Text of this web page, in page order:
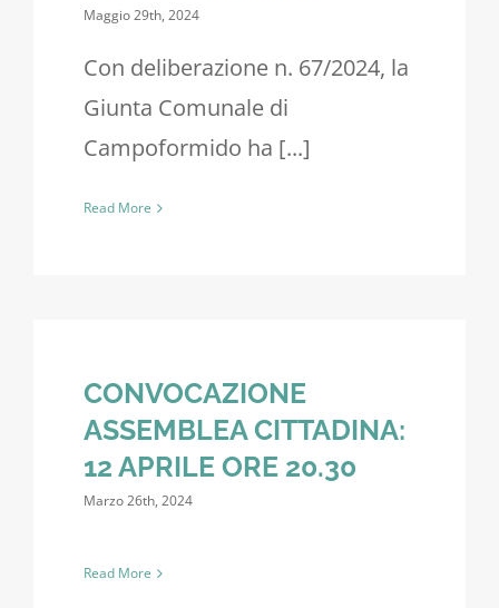
Maggio 29th, 2024
Con deliberazione n. 67/2024, la
Giunta Comunale di
Campoformido ha [...]
Read More
CONVOCAZIONE
ASSEMBLEA CITTADINA:
12 APRILE ORE 20.30
Marzo 26th, 2024
Read More